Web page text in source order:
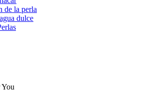
de la perla
dulce